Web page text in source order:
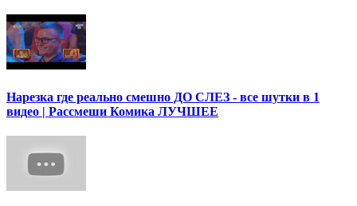
Нарезка где реально смешно ДО СЛЕЗ - все шутки в 1
видео | Рассмеши Комика ЛУЧШЕЕ